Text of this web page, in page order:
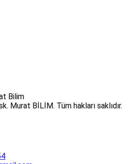
Bilim
Murat BİLİM. Tüm hakları saklıdır.